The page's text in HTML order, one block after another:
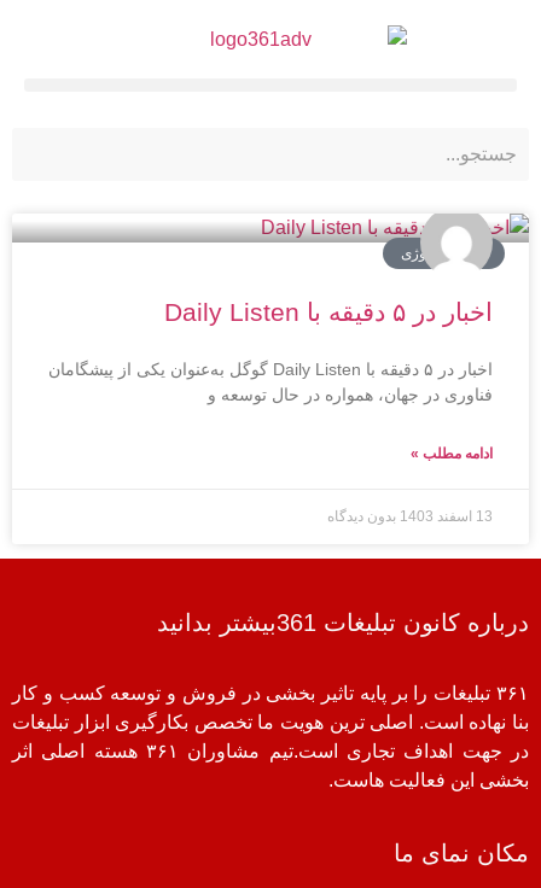
اخبار تکنولوژی
اخبار در ۵ دقیقه با Daily Listen
اخبار در ۵ دقیقه با Daily Listen گوگل به‌عنوان یکی از پیشگامان
فناوری در جهان، همواره در حال توسعه و
ادامه مطلب »
13 اسفند 1403 بدون دیدگاه
درباره کانون تبلیغات 361بیشتر بدانید
۳۶۱ تبلیغات را بر پایه تاثیر بخشی در فروش و توسعه کسب و کار
بنا نهاده است. اصلی ترین هویت ما تخصص بکارگیری ابزار تبلیغات
در جهت اهداف تجاری است.تیم مشاوران ۳۶۱ هسته اصلی اثر
بخشی این فعالیت هاست.
مکان نمای ما